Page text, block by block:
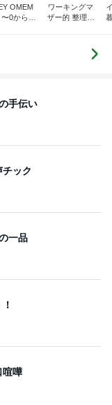
OMEM
0からの
ワーキングマ
ザー的 整理収
手伝い
ック
一品
喧嘩